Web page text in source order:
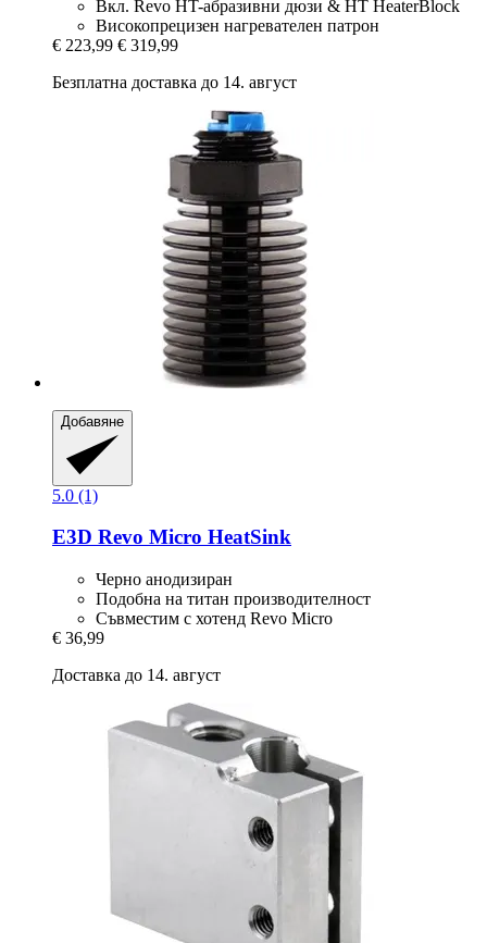
Вкл. Revo HT-абразивни дюзи & HT HeaterBlock
Високопрецизен нагревателен патрон
€ 223,99 € 319,99
Безплатна доставка до 14. август
Добавяне
5.0 (1)
E3D Revo Micro HeatSink
Черно анодизиран
Подобна на титан производителност
Съвместим с хотенд Revo Micro
€ 36,99
Доставка до 14. август